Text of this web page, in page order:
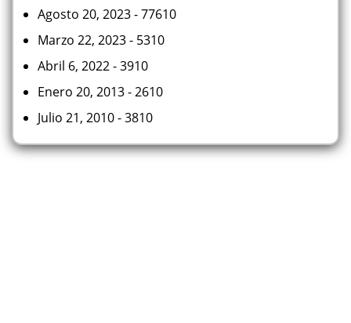
Agosto 20, 2023 - 77610
Marzo 22, 2023 - 5310
Abril 6, 2022 - 3910
Enero 20, 2013 - 2610
Julio 21, 2010 - 3810